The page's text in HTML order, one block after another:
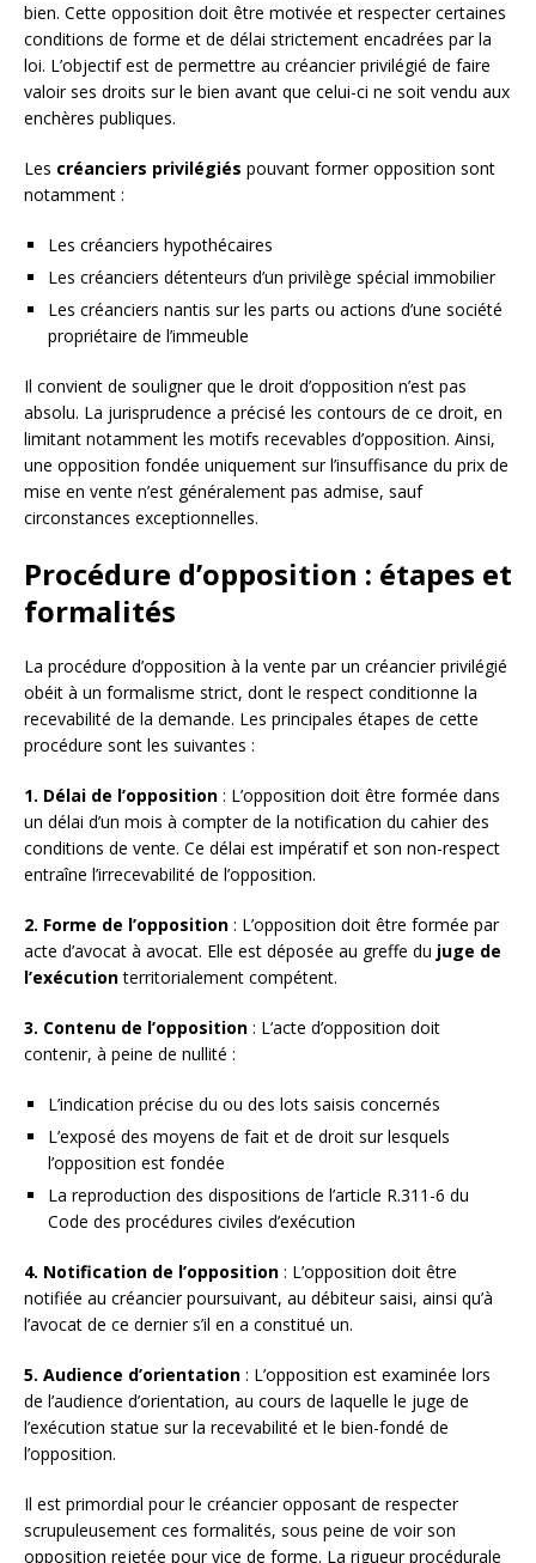
bien. Cette opposition doit être motivée et respecter certaines
conditions de forme et de délai strictement encadrées par la
loi. L’objectif est de permettre au créancier privilégié de faire
valoir ses droits sur le bien avant que celui-ci ne soit vendu aux
enchères publiques.
Les créanciers privilégiés pouvant former opposition sont
notamment :
Les créanciers hypothécaires
Les créanciers détenteurs d’un privilège spécial immobilier
Les créanciers nantis sur les parts ou actions d’une société
propriétaire de l’immeuble
Il convient de souligner que le droit d’opposition n’est pas
absolu. La jurisprudence a précisé les contours de ce droit, en
limitant notamment les motifs recevables d’opposition. Ainsi,
une opposition fondée uniquement sur l’insuffisance du prix de
mise en vente n’est généralement pas admise, sauf
circonstances exceptionnelles.
Procédure d’opposition : étapes et
formalités
La procédure d’opposition à la vente par un créancier privilégié
obéit à un formalisme strict, dont le respect conditionne la
recevabilité de la demande. Les principales étapes de cette
procédure sont les suivantes :
1. Délai de l’opposition : L’opposition doit être formée dans
un délai d’un mois à compter de la notification du cahier des
conditions de vente. Ce délai est impératif et son non-respect
entraîne l’irrecevabilité de l’opposition.
2. Forme de l’opposition : L’opposition doit être formée par
acte d’avocat à avocat. Elle est déposée au greffe du juge de
l’exécutionterritorialement compétent.
3. Contenu de l’opposition : L’acte d’opposition doit
contenir, à peine de nullité :
L’indication précise du ou des lots saisis concernés
L’exposé des moyens de fait et de droit sur lesquels
l’opposition est fondée
La reproduction des dispositions de l’article R.311-6 du
Code des procédures civiles d’exécution
4. Notification de l’opposition : L’opposition doit être
notifiée au créancier poursuivant, au débiteur saisi, ainsi qu’à
l’avocat de ce dernier s’il en a constitué un.
5. Audience d’orientation : L’opposition est examinée lors
de l’audience d’orientation, au cours de laquelle le juge de
l’exécution statue sur la recevabilité et le bien-fondé de
l’opposition.
Il est primordial pour le créancier opposant de respecter
scrupuleusement ces formalités, sous peine de voir son
opposition rejetée pour vice de forme. La rigueur procédurale